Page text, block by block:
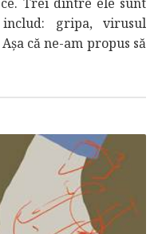
gripa, virusul
că ne-am propus să